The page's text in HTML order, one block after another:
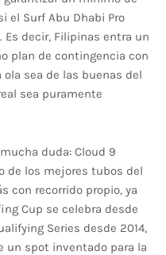
el Surf Abu Dhabi Pro
decir, Filipinas entra un
plan de contingencia con
ola sea de las buenas del
sea puramente
duda: Cloud 9
de los mejores tubos del
con recorrido propio, ya
Cup se celebra desde
Series desde 2014,
un spot inventado para la